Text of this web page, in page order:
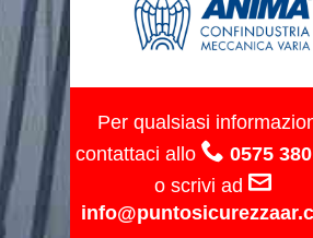
Per qualsiasi
contattaci allo
0575
o scrivi ad